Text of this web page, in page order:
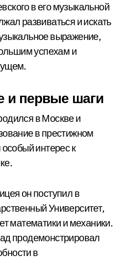
в его музыкальной
развиваться и искать
выражение,
успехам и
и первые шаги
в Москве и
в престижном
интерес к
он поступил в
Университет,
математики и механики.
продемонстрировал
в